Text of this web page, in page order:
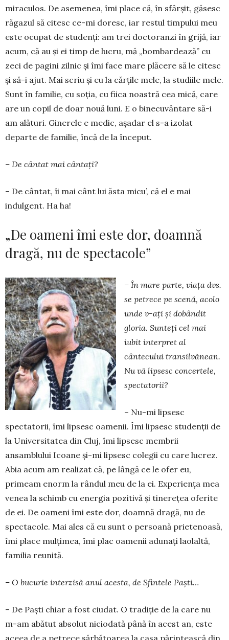
miraculos. De asemenea, îmi place că, în sfârşit, găsesc
răga­zul să citesc ce-mi doresc, iar restul timpului meu
este ocupat de studenţi: am trei doctoranzi în grijă, iar
acum, că au şi ei timp de lucru, mă „bom­bar­dează” cu
zeci de pagini zilnic şi îmi face mare plă­cere să le citesc
şi să-i ajut. Mai scriu şi eu la căr­ţile mele, la studiile mele.
Sunt în familie, cu soţia, cu fiica noastră cea mică, care
are un copil de doar nouă luni. E o binecuvântare să-i
am ală­turi. Ginerele e medic, aşadar el s-a izolat
departe de familie, încă de la început.
– De cântat mai cântați?
– De cântat, îi mai cânt lui ăsta micu’, că el e mai
indulgent. Ha ha!
„De oameni îmi este dor, doamnă
dragă, nu de spectacole”
– În mare parte, viața dvs.
se petrece pe scenă, acolo
unde v-ați și dobândit
gloria. Sunteți cel mai
iubit interpret al
cântecului transilvănean.
Nu vă lipsesc concertele,
spectatorii?
– Nu-mi lipsesc
spectatorii, îmi lipsesc oame­nii. Îmi lipsesc studenţii de
la Universitatea din Cluj, îmi lipsesc membrii
ansamblului Icoane şi-mi lipsesc colegii cu care lucrez.
Abia acum am realizat că, pe lângă ce le ofer eu,
primeam enorm la rândul meu de la ei. Experienţa mea
venea la schimb cu energia pozitivă şi tinereţea oferite
de ei. De oameni îmi este dor, doamnă dragă, nu de
spectacole. Mai ales că eu sunt o persoană prietenoasă,
îmi place mulţimea, îmi plac oamenii adunaţi laolaltă,
familia reunită.
– O bucurie interzisă anul acesta, de Sfin­tele Paști…
– De Paști chiar a fost ciudat. O tradiţie de la care nu
m-am abătut absolut niciodată până în acest an, este